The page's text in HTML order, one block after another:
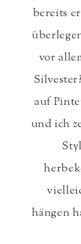
bereits
vor
auf
und ich
hängen